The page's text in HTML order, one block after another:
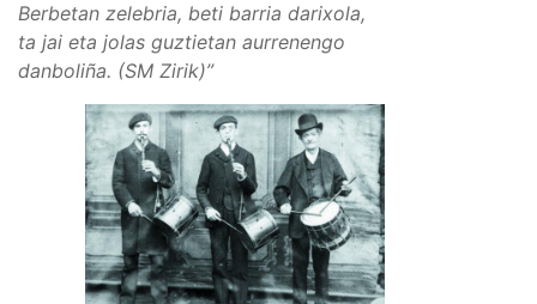
Berbetan zelebria, beti barria darixola,
ta jai eta jolas guztietan aurrenengo
danboliña. (SM Zirik)”